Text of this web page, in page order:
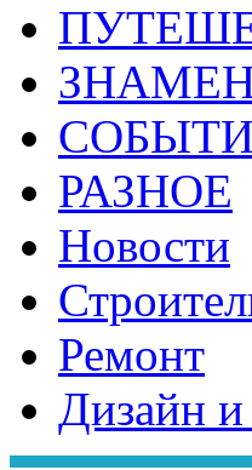
РАЗНОЕ
Новости
Ремонт
Дизайн и